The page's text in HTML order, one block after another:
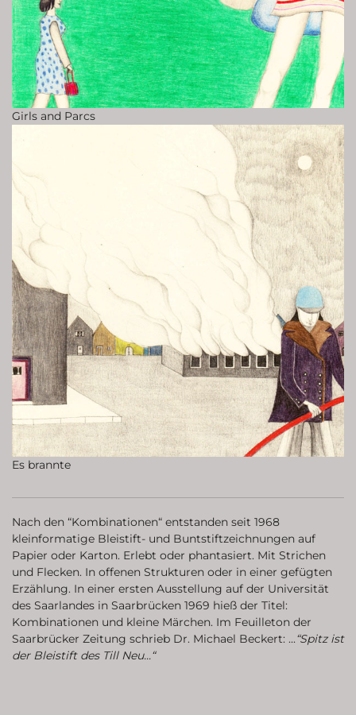
Girls and Parcs
Es brannte
Nach den “Kombinationen“ entstanden seit 1968
kleinformatige Bleistift- und Buntstiftzeichnungen auf
Papier oder Karton. Erlebt oder phantasiert. Mit Strichen
und Flecken. In offenen Strukturen oder in einer gefügten
Erzählung. In einer ersten Ausstellung auf der Universität
des Saarlandes in Saarbrücken 1969 hieß der Titel:
Kombinationen und kleine Märchen. Im Feuilleton der
Saarbrücker Zeitung schrieb Dr. Michael Beckert: ...“Spitz ist
der Bleistift des Till Neu...“